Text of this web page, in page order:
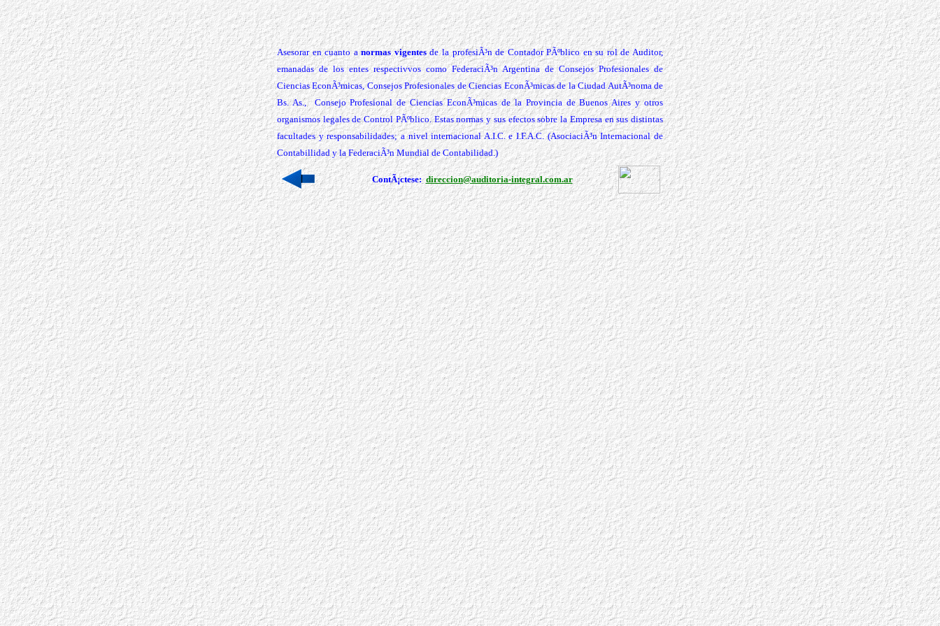
Asesorar en cuanto anormas vigentesde la profesiÃ³n de Contador PÃºblico en su rol de Auditor,
emanadas de los entes respectivvos como FederaciÃ³n Argentina de Consejos Profesionales de
Ciencias EconÃ³micas, Consejos Profesionales de Ciencias EconÃ³micas de la Ciudad AutÃ³noma de
Bs. As., Consejo Profesional de Ciencias EconÃ³micas de la Provincia de Buenos Aires y otros
organismos legales de Control PÃºblico. Estas normas y sus efectos sobre la Empresa en sus distintas
facultades y responsabilidades; a nivel internacional A.I.C. e I.F.A.C. (AsociaciÃ³n Internacional de
Contabillidad y la FederaciÃ³n Mundial de Contabilidad.)
ContÃ¡ctese:direccion@auditoria-integral.com.ar